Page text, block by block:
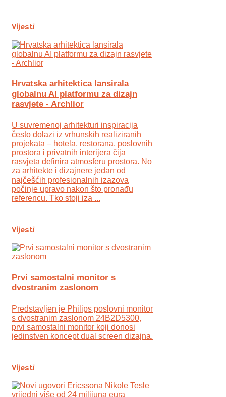
Vijesti
Hrvatska arhitektica lansirala
globalnu AI platformu za dizajn
rasvjete - Archlior
U suvremenoj arhitekturi inspiracija
često dolazi iz vrhunskih realiziranih
projekata – hotela, restorana, poslovnih
prostora i privatnih interijera čija
rasvjeta definira atmosferu prostora. No
za arhitekte i dizajnere jedan od
najčešćih profesionalnih izazova
počinje upravo nakon što pronađu
referencu. Tko stoji iza ...
Vijesti
Prvi samostalni monitor s
dvostranim zaslonom
Predstavljen je Philips poslovni monitor
s dvostranim zaslonom 24B2D5300,
prvi samostalni monitor koji donosi
jedinstven koncept dual screen dizajna.
Vijesti